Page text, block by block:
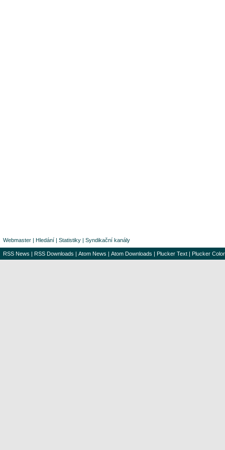
Webmaster | Hledání | Statistiky | Syndikační kanály
RSS News | RSS Downloads | Atom News | Atom Downloads | Plucker Text | Plucker Color